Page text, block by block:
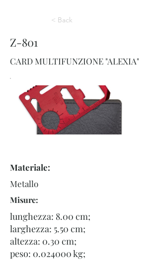
< Back
Z-801
CARD MULTIFUNZIONE "ALEXIA"
Materiale:
Metallo
Misure:
lunghezza: 8.00 cm;
larghezza: 5.50 cm;
altezza: 0.30 cm;
peso: 0.024000kg;